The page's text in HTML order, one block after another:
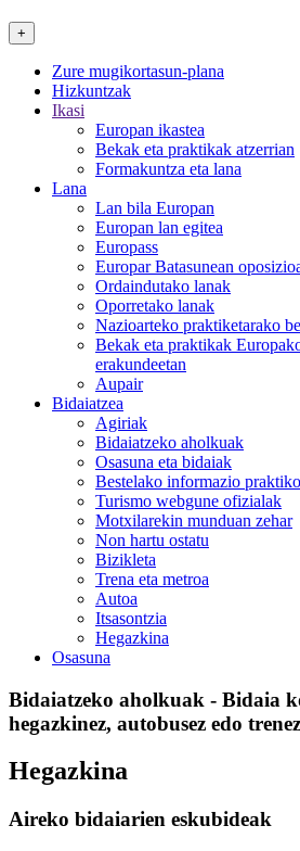
+
Zure mugikortasun-plana
Hizkuntzak
Ikasi
Europan ikastea
Bekak eta praktikak atzerrian
Formakuntza eta lana
Lana
Lan bila Europan
Europan lan egitea
Europass
Europar Batasunean
Ordaindutako lanak
Oporretako lanak
Nazioarteko praktiketarako
Bekak eta praktikak
erakundeetan
Aupair
Bidaiatzea
Agiriak
Bidaiatzeko aholkuak
Osasuna eta bidaiak
Bestelako informazio
Turismo webgune ofizialak
Motxilarekin munduan zehar
Non hartu ostatu
Bizikleta
Trena eta metroa
Autoa
Itsasontzia
Hegazkina
Osasuna
Bidaiatzeko aholkuak - Bidaia
hegazkinez, autobusez edo
Hegazkina
Aireko bidaiarien eskubideak